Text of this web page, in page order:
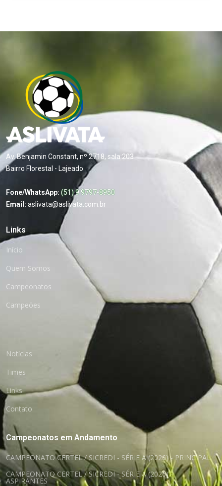
Av. Benjamin Constant, nº 2718, sala 203
Bairro Florestal - Lajeado
Fone/WhatsApp: (51) 9 9797-8950
Email: aslivata@aslivata.com.br
Links
Início
Quem Somos
Campeonatos
Campeões
Notícias
Times
Links
Contato
Campeonatos em Andamento
CAMPEONATO CERTEL / SICREDI - SÉRIE A (2026) - PRINCIPAL
CAMPEONATO CERTEL / SICREDI - SÉRIE A (2026) -
ASPIRANTES